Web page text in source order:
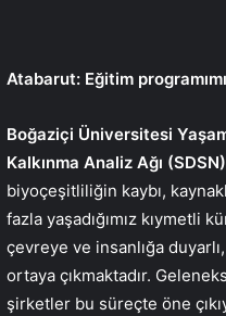
Atabarut: Eğitim
Boğaziçi Üniversitesi
Kalkınma Analiz Ağı
biyoçeşitliliğin kaybı,
fazla yaşadığımız kıymetli
çevreye ve insanlığa
ortaya çıkmaktadır.
şirketler bu süreçte öne